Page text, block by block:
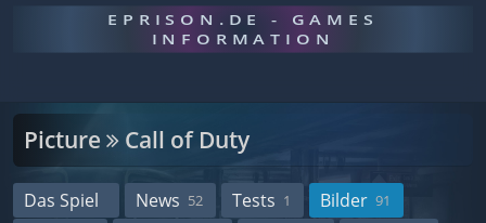
EPRISON.DE - GAMES
INFORMATION
Picture Call of Duty
Das Spiel News 52 Tests 1 Bilder 91